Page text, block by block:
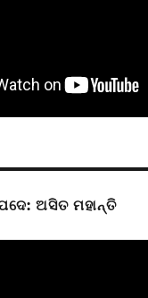
ଅସିତ ମହାନ୍ତି